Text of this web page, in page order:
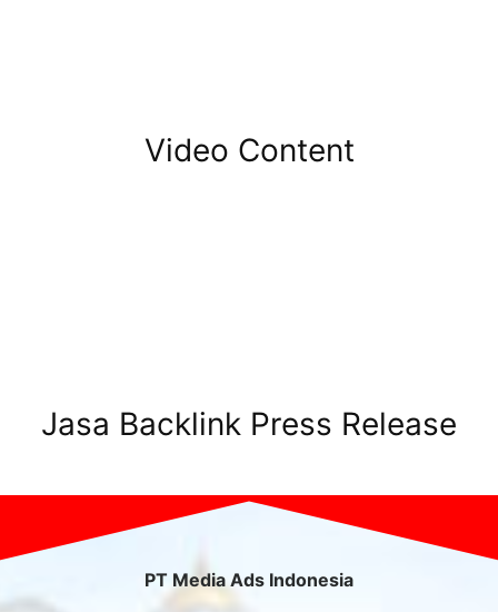
Video Content
Jasa Backlink Press Release
PT Media Ads Indonesia